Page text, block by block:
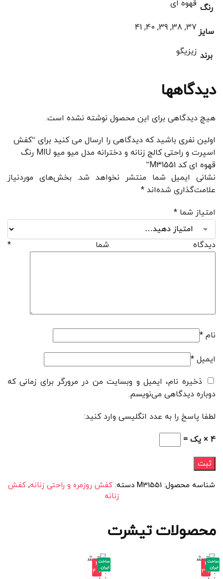
رنگ قهوه ای
سایز 37, 38, 39, 40, 41
برند زیزیگو
دیدگاهها
هیچ دیدگاهی برای این محصول نوشته نشده است.
اولین نفری باشید که دیدگاهی را ارسال می کنید برای “کفش
اسپرت و راحتی کالج زنانه و دخترانه مدل میو میو MIU رنگ
قهوه ای کد M31551”
نشانی ایمیل شما منتشر نخواهد شد. بخش‌های موردنیاز
علامت‌گذاری شده‌اند *
امتیاز شما *
دیدگاه شما *
نام *
ایمیل *
ذخیره نام، ایمیل و وبسایت من در مرورگر برای زمانی که
دوباره دیدگاهی می‌نویسم.
لطفا پاسخ را به عدد انگلیسی وارد کنید:
4 × یک =
شناسه محصول: M31551 دسته: کفش روزمره و راحتی زنانه, کفش
زنانه
محصولات تیشرت
-3
3%
ساخت
ایران
-4
4%
ساخت
ایران